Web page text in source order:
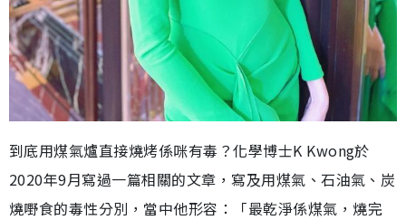
到底用煤氣爐直接燒烤係咪有毒？化學博士K Kwong於
2020年9月寫過一篇相關的文章，寫及用煤氣、石油氣、炭
燒嘢食的毒性分別，當中他形容：「最乾淨係煤氣，燒完